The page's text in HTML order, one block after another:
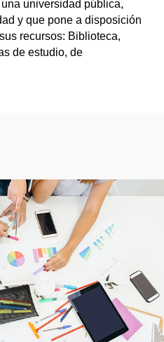
universidad pública,
y que pone a disposición
recursos: Biblioteca,
de estudio, de